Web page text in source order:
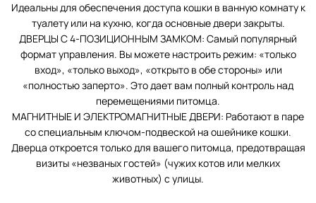
Идеальны для обеспечения доступа кошки в ванную комнату к
туалету или на кухню, когда основные двери закрыты.
ДВЕРЦЫ С 4-ПОЗИЦИОННЫМ ЗАМКОМ: Самый популярный
формат управления. Вы можете настроить режим: «только
вход», «только выход», «открыто в обе стороны» или
«полностью заперто». Это дает вам полный контроль над
перемещениями питомца.
МАГНИТНЫЕ И ЭЛЕКТРОМАГНИТНЫЕ ДВЕРИ: Работают в паре
со специальным ключом-подвеской на ошейнике кошки.
Дверца откроется только для вашего питомца, предотвращая
визиты «незваных гостей» (чужих котов или мелких
животных) с улицы.